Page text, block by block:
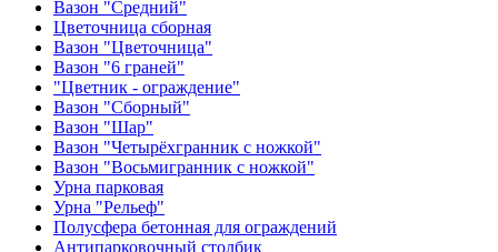
Вазон "Средний"
Цветочница сборная
Вазон "Цветочница"
Вазон "6 граней"
"Цветник - ограждение"
Вазон "Сборный"
Вазон "Шар"
Вазон "Четырёхгранник с ножкой"
Вазон "Восьмигранник с ножкой"
Урна парковая
Урна "Рельеф"
Полусфера бетонная для ограждений
Антипарковочный столбик